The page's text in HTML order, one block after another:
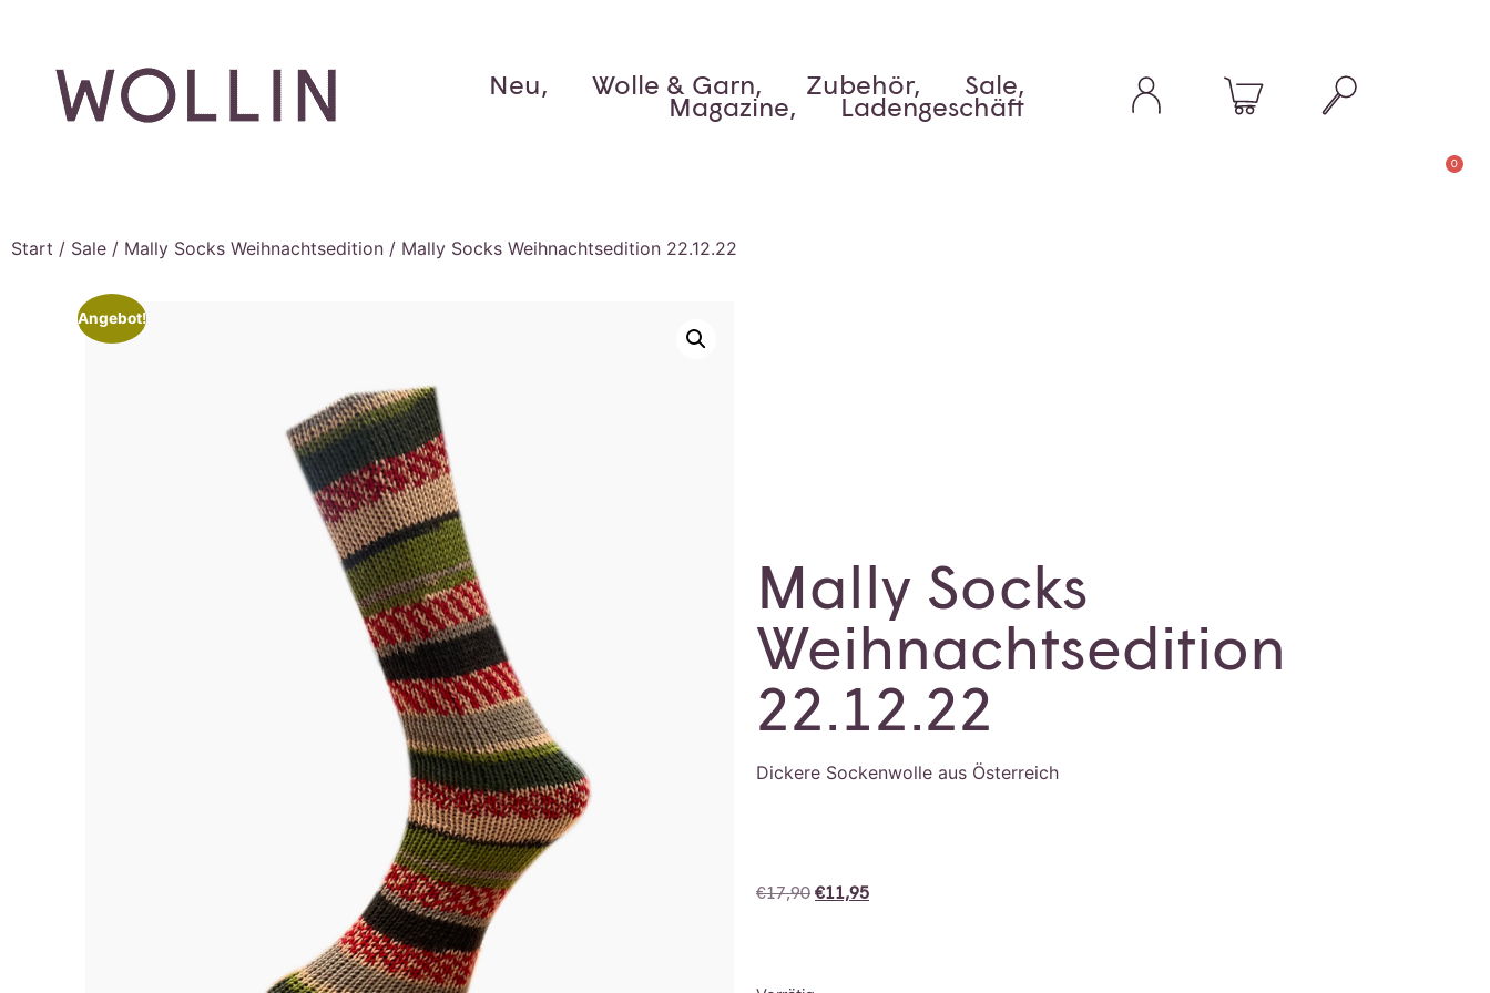
Neu, Wolle & Garn, Zubehör, Sale,
Magazine, Ladengeschäft
0
Start / Sale / Mally Socks Weihnachtsedition / Mally Socks Weihnachtsedition 22.12.22
Angebot!
Mally Socks
Weihnachtsedition
22.12.22
Dickere Sockenwolle aus Österreich
€17,90 €11,95